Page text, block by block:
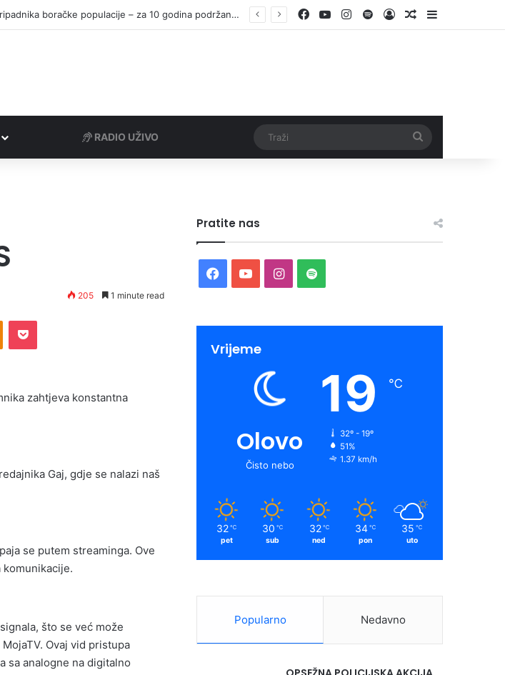
Vlada ZDK podržala samozapošljavanje 97 pripadnika boračke populacije – za 10 godina podržano pokretanje 1.152 mala biznisa Facebook
YouTubeInstagram
SpotifyLog InRandom Article
Sidebar
RADIO UŽIVO
205 1 minute read
Odnoklassniki
Pocket
zahtjeva konstantna
Gaj, gdje se nalazi naš
se putem streaminga. Ove
što se već može
Ovaj vid pristupa
sa analogne na digitalno
Pratite nas
Facebook
YouTubeInstagram
Spotify
Vrijeme
Olovo
Čisto nebo
19 ℃
32º - 19º
51%
1.37 km/h
32 ℃
pet
30 ℃
sub
32 ℃
ned
34 ℃
pon
35 ℃
uto
Popularno Nedavno